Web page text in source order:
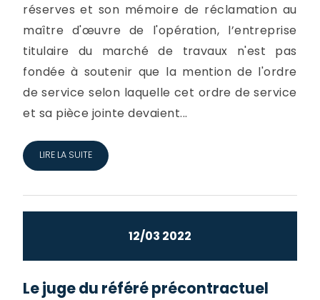
réserves et son mémoire de réclamation au
maître d'œuvre de l'opération, l’entreprise
titulaire du marché de travaux n'est pas
fondée à soutenir que la mention de l'ordre
de service selon laquelle cet ordre de service
et sa pièce jointe devaient...
LIRE LA SUITE
12/03 2022
Le juge du référé précontractuel